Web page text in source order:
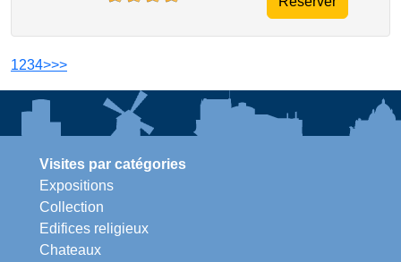
1234>>>
Visites par catégories
Expositions
Collection
Edifices religieux
Chateaux